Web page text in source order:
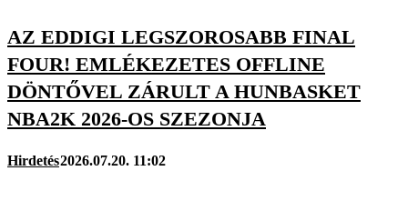
AZ EDDIGI LEGSZOROSABB FINAL
FOUR! EMLÉKEZETES OFFLINE
DÖNTŐVEL ZÁRULT A HUNBASKET
NBA2K 2026-OS SZEZONJA
Hirdetés2026.07.20. 11:02